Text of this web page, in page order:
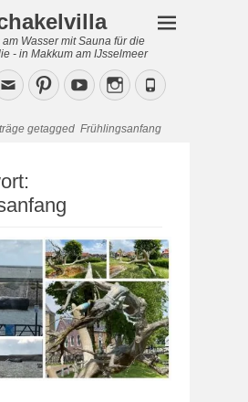
Wasser mit Sauna für die
- in Makkum am IJsselmeer
EmailPinterestYouTubeInstagram
Phone
getagged Frühlingsanfang